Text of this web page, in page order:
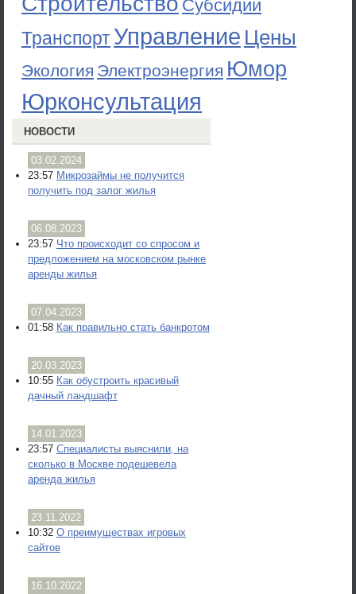
Субсидии
ТранспортУправление Цены
Экология Электроэнергия Юмор
Юрконсультация
НОВОСТИ
03.02.2024
23:57 Микрозаймы не получится
получить под залог жилья
06.08.2023
23:57 Что происходит со спросом и
предложением на московском рынке
аренды жилья
07.04.2023
01:58 Как правильно стать банкротом
20.03.2023
10:55 Как обустроить красивый
дачный ландшафт
14.01.2023
23:57 Специалисты выяснили, на
сколько в Москве подешевела
аренда жилья
23.11.2022
10:32 О преимуществах игровых
сайтов
16.10.2022